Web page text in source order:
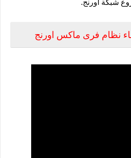
نظام فرى ماكس اورنج